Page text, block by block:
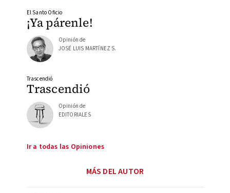
¡Ya párenle!
El Santo Oficio
Opinión de
JOSÉ LUIS MARTÍNEZ S.
Trascendió
Trascendió
Opinión de
EDITORIALES
Ir a todas las Opiniones
MÁS DEL AUTOR